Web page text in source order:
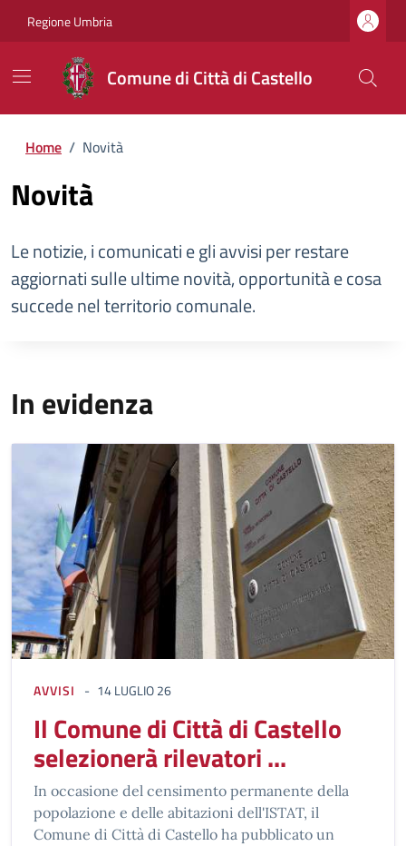
Regione Umbria
Comune di Città di Castello
Home / Novità
Novità
Le notizie, i comunicati e gli avvisi per restare
aggiornati sulle ultime novità, opportunità e cosa
succede nel territorio comunale.
In evidenza
AVVISI 14 LUGLIO 26
Il Comune di Città di Castello
selezionerà rilevatori ...
In occasione del censimento permanente della
popolazione e delle abitazioni dell'ISTAT, il
Comune di Città di Castello ha pubblicato un